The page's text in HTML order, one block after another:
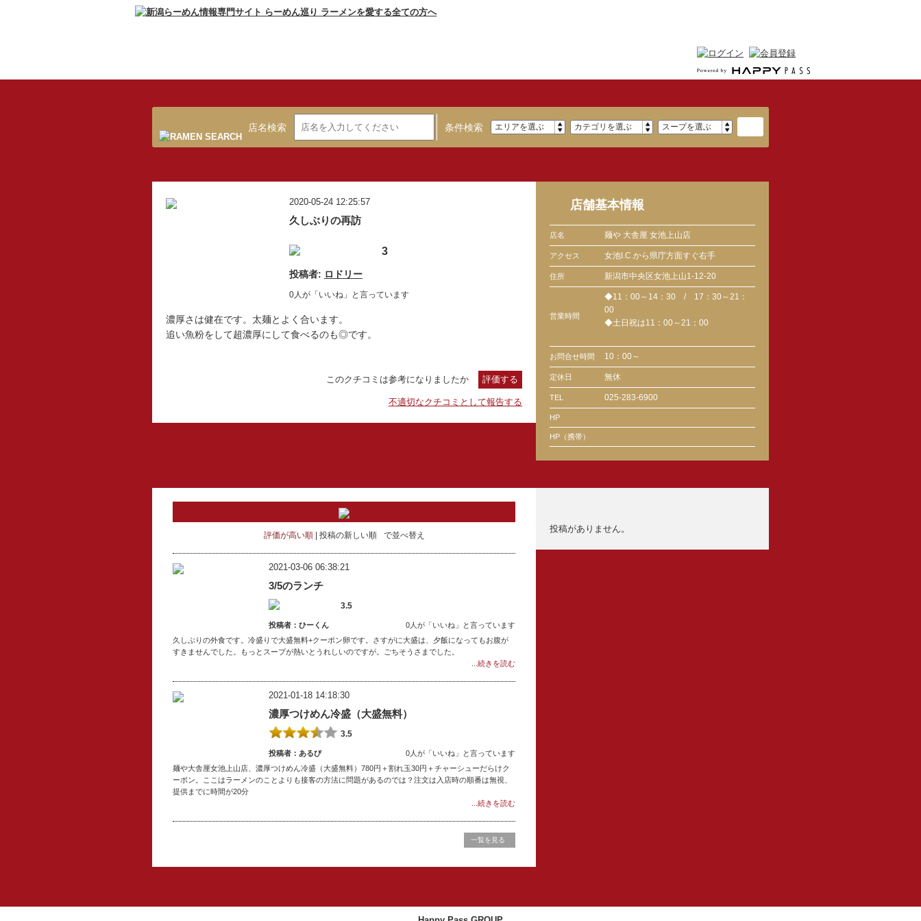
店名検索 条件検索
2020-05-24 12:25:57
久しぶりの再訪
3
投稿者: ロドリー
0人が「いいね」と言っています
濃厚さは健在です。太麺とよく合います。
追い魚粉をして超濃厚にして食べるのも◎です。
このクチコミは参考になりましたか 評価する
不適切なクチコミとして報告する
店舗基本情報
店名 麺や 大舎厘 女池上山店
アクセス 女池I.C.から県庁方面すぐ右手
住所 新潟市中央区女池上山1-12-20
営業時間
◆11：00～14：30 / 17：30～21：
00
◆土日祝は11：00～21：00
お問合せ時間 10：00～
定休日 無休
TEL 025-283-6900
HP
HP（携帯）
評価が高い順 投稿の新しい順 で並べ替え
2021-03-06 06:38:21
3/5のランチ
3.5
投稿者：ひーくん
0人が「いいね」と言っています
久しぶりの外食です。冷盛りで大盛無料+クーポン卵です。さすがに大盛は、夕飯になってもお腹が
すきませんでした。もっとスープが熱いとうれしいのですが。ごちそうさまでした。
...続きを読む
2021-01-18 14:18:30
濃厚つけめん冷盛（大盛無料）
3.5
投稿者：あるび
0人が「いいね」と言っています
麺や大舎厘女池上山店、濃厚つけめん冷盛（大盛無料）780円＋割れ玉30円＋チャーシューだらけク
ーポン。ここはラーメンのことよりも接客の方法に問題があるのでは？注文は入店時の順番は無視、
提供までに時間が20分
...続きを読む
一覧を見る
投稿がありません。